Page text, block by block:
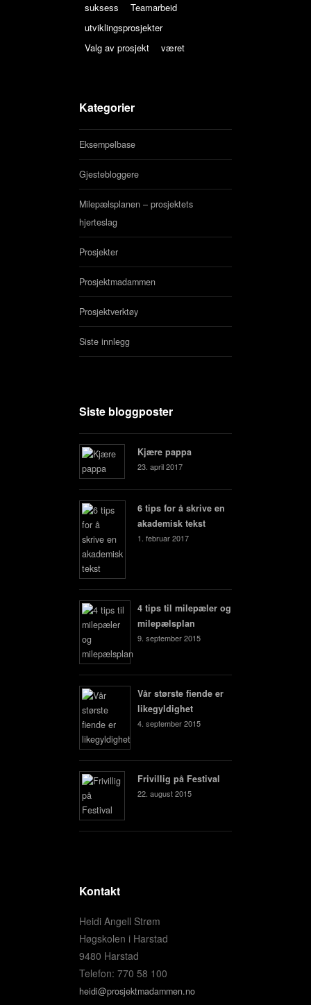
suksess
Teamarbeid
utviklingsprosjekter
Valg av prosjekt
været
Kategorier
Eksempelbase
Gjestebloggere
Milepælsplanen – prosjektets
hjerteslag
Prosjekter
Prosjektmadammen
Prosjektverktøy
Siste innlegg
Siste bloggposter
Kjære pappa
23. april 2017
6 tips for å skrive en
akademisk tekst
1. februar 2017
4 tips til milepæler og
milepælsplan
9. september 2015
Vår største fiende er
likegyldighet
4. september 2015
Frivillig på Festival
22. august 2015
Kontakt
Heidi Angell Strøm
Høgskolen i Harstad
9480 Harstad
Telefon: 770 58 100
heidi@prosjektmadammen.no